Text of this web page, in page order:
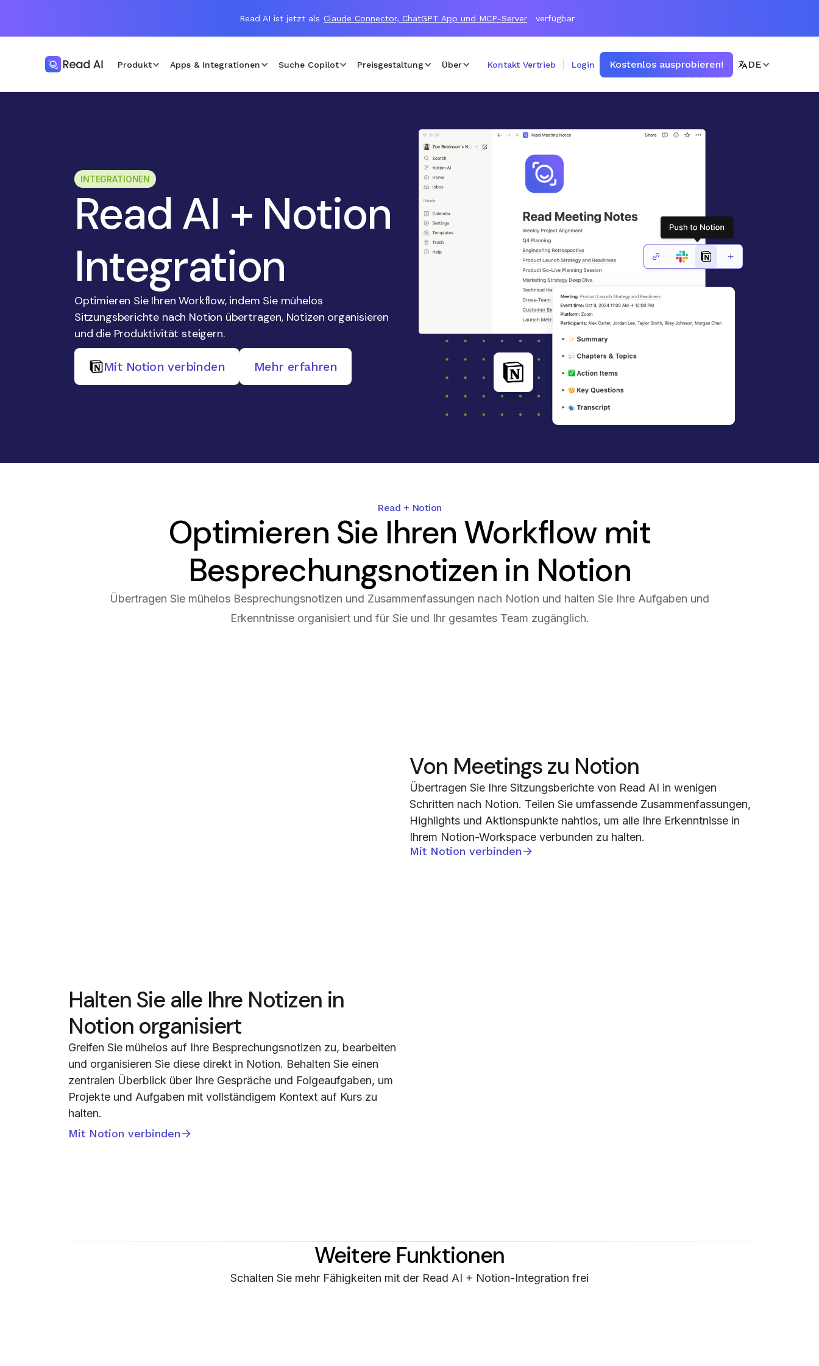
Read AI ist jetzt als Claude Connector, ChatGPT App und MCP-Server verfügbar
Produkt Apps & Integrationen Suche Copilot Preisgestaltung Über Kontakt Vertrieb Login Kostenlos ausprobieren! DE
INTEGRATIONEN
Read AI + Notion
Integration
Optimieren Sie Ihren Workflow, indem Sie mühelos
Sitzungsberichte nach Notion übertragen, Notizen organisieren
und die Produktivität steigern.
Mit Notion verbinden Mehr erfahren
Read + Notion
Optimieren Sie Ihren Workflow mit
Besprechungsnotizen in Notion
Übertragen Sie mühelos Besprechungsnotizen und Zusammenfassungen nach Notion und halten Sie Ihre Aufgaben und
Erkenntnisse organisiert und für Sie und Ihr gesamtes Team zugänglich.
Von Meetings zu Notion
Übertragen Sie Ihre Sitzungsberichte von Read AI in wenigen
Schritten nach Notion. Teilen Sie umfassende Zusammenfassungen,
Highlights und Aktionspunkte nahtlos, um alle Ihre Erkenntnisse in
Ihrem Notion-Workspace verbunden zu halten.
Mit Notion verbinden
Halten Sie alle Ihre Notizen in
Notion organisiert
Greifen Sie mühelos auf Ihre Besprechungsnotizen zu, bearbeiten
und organisieren Sie diese direkt in Notion. Behalten Sie einen
zentralen Überblick über Ihre Gespräche und Folgeaufgaben, um
Projekte und Aufgaben mit vollständigem Kontext auf Kurs zu
halten.
Mit Notion verbinden
Weitere Funktionen
Schalten Sie mehr Fähigkeiten mit der Read AI + Notion-Integration frei